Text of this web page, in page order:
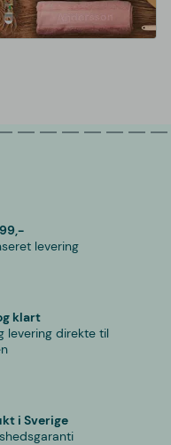
levering
klart
levering direkte til
i Sverige